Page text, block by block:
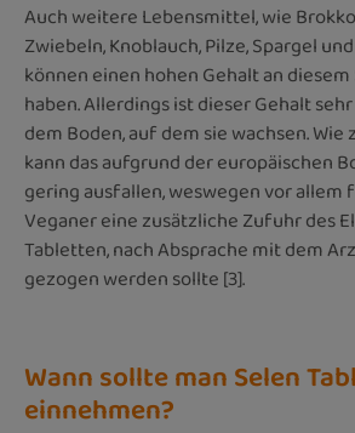
Auch weitere Lebensmittel, wie
Zwiebeln, Knoblauch, Pilze, Spargel
können einen hohen Gehalt an
haben. Allerdings ist dieser Gehalt
dem Boden, auf dem sie wachsen.
kann das aufgrund der europäischen
gering ausfallen, weswegen vor allem
Veganer eine zusätzliche Zufuhr des
Tabletten, nach Absprache mit dem
gezogen werden sollte [3].
Wann sollte man Selen
einnehmen?